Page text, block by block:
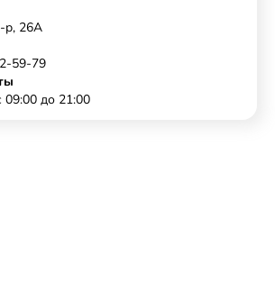
р, 26А
59-79
09:00 до 21:00